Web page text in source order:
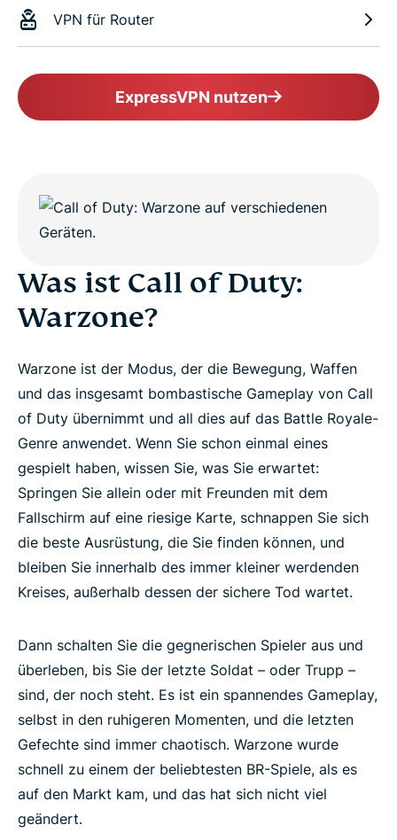
VPN für Router
ExpressVPN nutzen
Was ist Call of Duty:
Warzone?
Warzone ist der Modus, der die Bewegung, Waffen
und das insgesamt bombastische Gameplay von Call
of Duty übernimmt und all dies auf das Battle Royale-
Genre anwendet. Wenn Sie schon einmal eines
gespielt haben, wissen Sie, was Sie erwartet:
Springen Sie allein oder mit Freunden mit dem
Fallschirm auf eine riesige Karte, schnappen Sie sich
die beste Ausrüstung, die Sie finden können, und
bleiben Sie innerhalb des immer kleiner werdenden
Kreises, außerhalb dessen der sichere Tod wartet.
Dann schalten Sie die gegnerischen Spieler aus und
überleben, bis Sie der letzte Soldat – oder Trupp –
sind, der noch steht. Es ist ein spannendes Gameplay,
selbst in den ruhigeren Momenten, und die letzten
Gefechte sind immer chaotisch. Warzone wurde
schnell zu einem der beliebtesten BR-Spiele, als es
auf den Markt kam, und das hat sich nicht viel
geändert.